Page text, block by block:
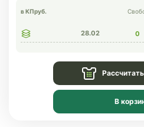
в КПруб.
28.02 0
В